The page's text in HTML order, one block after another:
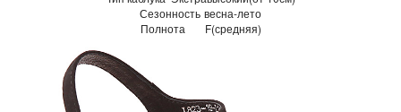
Сезонность весна-лето
Полнота
F(средняя)